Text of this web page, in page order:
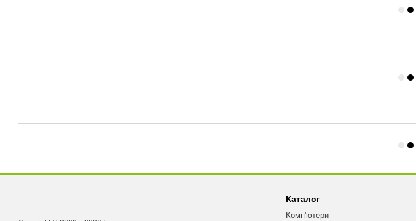
Каталог
Комп'ютери